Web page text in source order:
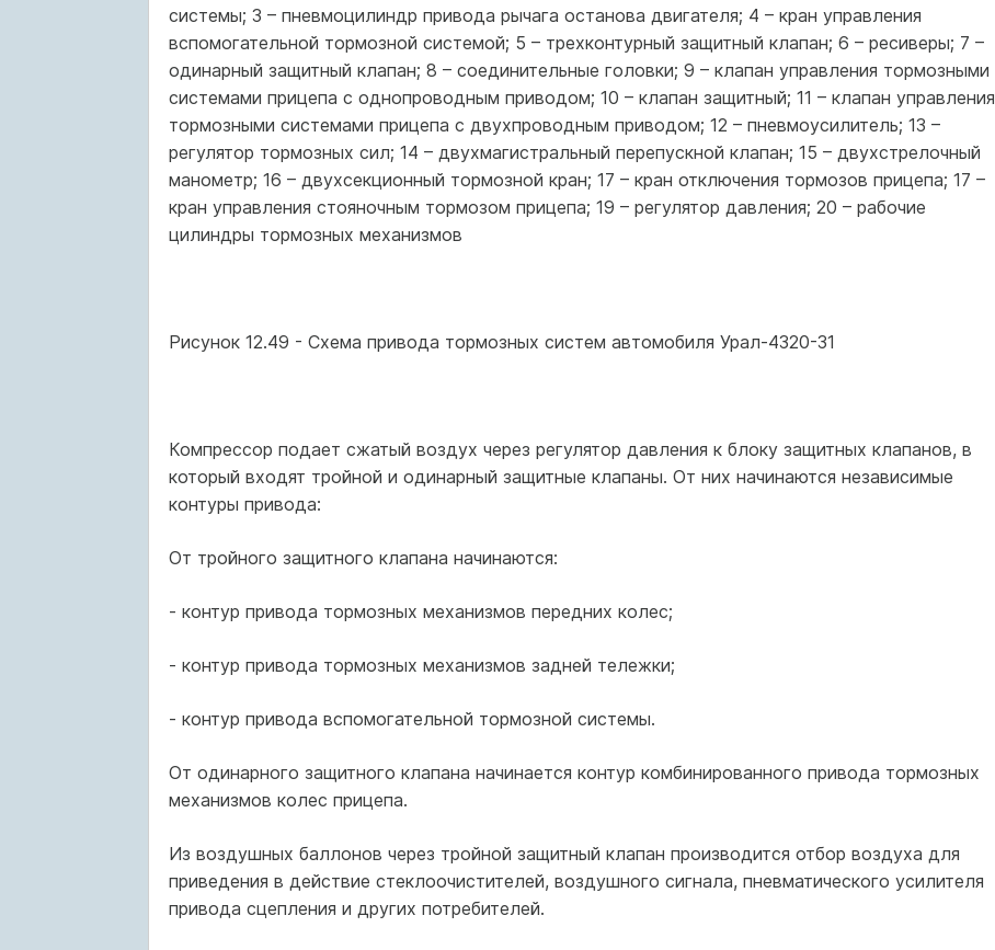
системы; 3 – пневмоцилиндр привода рычага останова двигателя; 4 – кран управления
вспомогательной тормозной системой; 5 – трехконтурный защитный клапан; 6 – ресиверы; 7 –
одинарный защитный клапан; 8 – соединительные головки; 9 – клапан управления тормозными
системами прицепа с однопроводным приводом; 10 – клапан защитный; 11 – клапан управления
тормозными системами прицепа с двухпроводным приводом; 12 – пневмоусилитель; 13 –
регулятор тормозных сил; 14 – двухмагистральный перепускной клапан; 15 – двухстрелочный
манометр; 16 – двухсекционный тормозной кран; 17 – кран отключения тормозов прицепа; 17 –
кран управления стояночным тормозом прицепа; 19 – регулятор давления; 20 – рабочие
цилиндры тормозных механизмов
Рисунок 12.49 - Схема привода тормозных систем автомобиля Урал-4320-31
Компрессор подает сжатый воздух через регулятор давления к блоку защитных клапанов, в
который входят тройной и одинарный защитные клапаны. От них начинаются независимые
контуры привода:
От тройного защитного клапана начинаются:
- контур привода тормозных механизмов передних колес;
- контур привода тормозных механизмов задней тележки;
- контур привода вспомогательной тормозной системы.
От одинарного защитного клапана начинается контур комбинированного привода тормозных
механизмов колес прицепа.
Из воздушных баллонов через тройной защитный клапан производится отбор воздуха для
приведения в действие стеклоочистителей, воздушного сигнала, пневматического усилителя
привода сцепления и других потребителей.